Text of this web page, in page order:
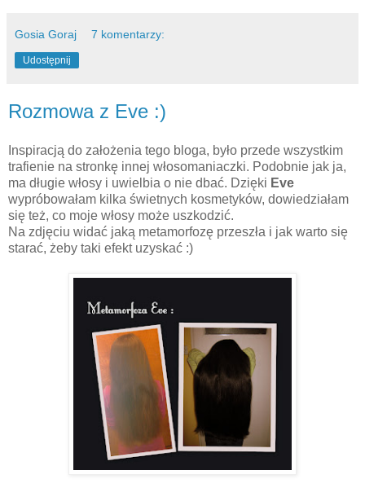
Gosia Goraj 7 komentarzy:
Udostępnij
Rozmowa z Eve :)
Inspiracją do założenia tego bloga, było przede wszystkim
trafienie na stronkę innej włosomaniaczki. Podobnie jak ja,
ma długie włosy i uwielbia o nie dbać. Dzięki Eve
wypróbowałam kilka świetnych kosmetyków, dowiedziałam
się też, co moje włosy może uszkodzić.
Na zdjęciu widać jaką metamorfozę przeszła i jak warto się
starać, żeby taki efekt uzyskać :)